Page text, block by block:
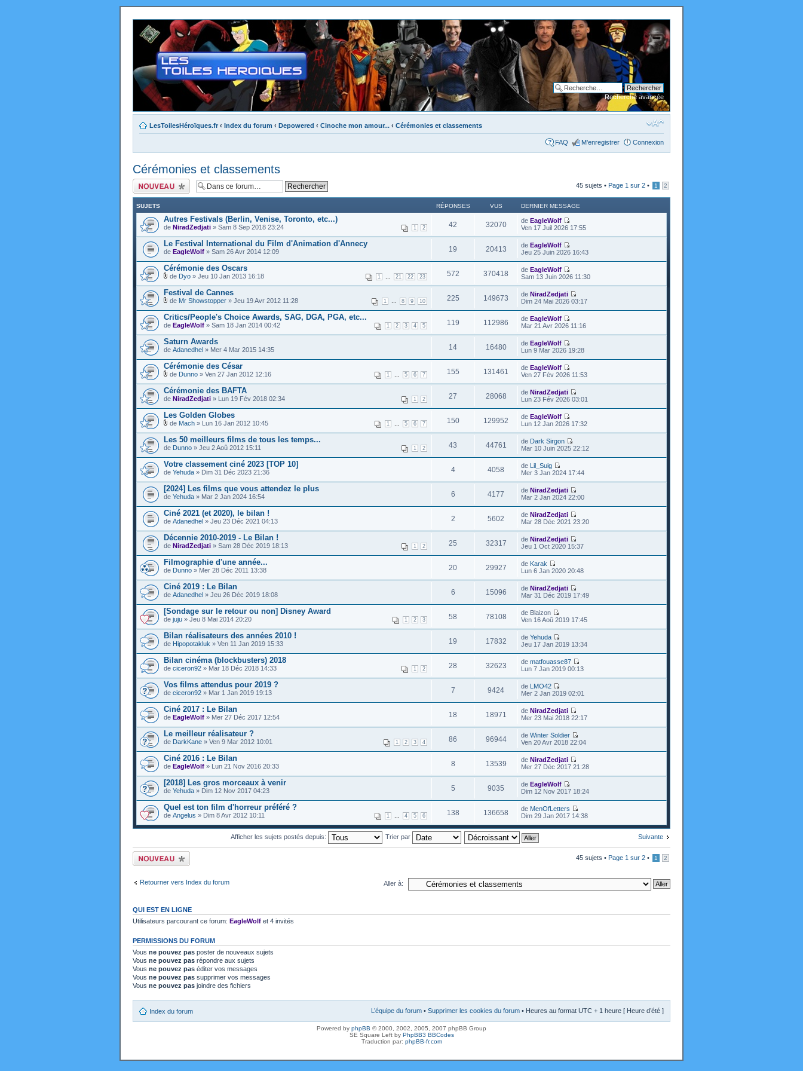
Recherche avancée
LesToilesHéroïques.fr ‹ Index du forum ‹ Depowered ‹ Cinoche mon amour... ‹ Cérémonies et classements
FAQ M’enregistrer Connexion
Cérémonies et classements
Ecrire un nouveau
sujet
45 sujets • Page 1 sur 2 • 1 2
SUJETS RÉPONSES VUS DERNIER MESSAGE
Autres Festivals (Berlin, Venise, Toronto, etc...)
1 2
de NiradZedjati » Sam 8 Sep 2018 23:24 42 32070 de EagleWolf
Ven 17 Juil 2026 17:55
Le Festival International du Film d'Animation d'Annecy
de EagleWolf » Sam 26 Avr 2014 12:09 19 20413 de EagleWolf
Jeu 25 Juin 2026 16:43
Cérémonie des Oscars
1 21 22 23
de Dyo » Jeu 10 Jan 2013 16:18 572 370418 de EagleWolf
Sam 13 Juin 2026 11:30
Festival de Cannes
1 8 9 10
de Mr Showstopper » Jeu 19 Avr 2012 11:28 225 149673 de NiradZedjati
Dim 24 Mai 2026 03:17
Critics/People's Choice Awards, SAG, DGA, PGA, etc...
1 2 3 4 5
de EagleWolf » Sam 18 Jan 2014 00:42 119 112986 de EagleWolf
Mar 21 Avr 2026 11:16
Saturn Awards
de Adanedhel » Mer 4 Mar 2015 14:35 14 16480 de EagleWolf
Lun 9 Mar 2026 19:28
Cérémonie des César
1 5 6 7
de Dunno » Ven 27 Jan 2012 12:16 155 131461 de EagleWolf
Ven 27 Fév 2026 11:53
Cérémonie des BAFTA
1 2
de NiradZedjati » Lun 19 Fév 2018 02:34 27 28068 de NiradZedjati
Lun 23 Fév 2026 03:01
Les Golden Globes
1 5 6 7
de Mach » Lun 16 Jan 2012 10:45 150 129952 de EagleWolf
Lun 12 Jan 2026 17:32
Les 50 meilleurs films de tous les temps...
1 2
de Dunno » Jeu 2 Aoû 2012 15:11 43 44761 de Dark Sirgon
Mar 10 Juin 2025 22:12
Votre classement ciné 2023 [TOP 10]
de Yehuda » Dim 31 Déc 2023 21:36 4 4058 de Lil_Suig
Mer 3 Jan 2024 17:44
[2024] Les films que vous attendez le plus
de Yehuda » Mar 2 Jan 2024 16:54 6 4177 de NiradZedjati
Mar 2 Jan 2024 22:00
Ciné 2021 (et 2020), le bilan !
de Adanedhel » Jeu 23 Déc 2021 04:13 2 5602 de NiradZedjati
Mar 28 Déc 2021 23:20
Décennie 2010-2019 - Le Bilan !
1 2
de NiradZedjati » Sam 28 Déc 2019 18:13 25 32317 de NiradZedjati
Jeu 1 Oct 2020 15:37
Filmographie d'une année...
de Dunno » Mer 28 Déc 2011 13:38 20 29927 de Karak
Lun 6 Jan 2020 20:48
Ciné 2019 : Le Bilan
de Adanedhel » Jeu 26 Déc 2019 18:08 6 15096 de NiradZedjati
Mar 31 Déc 2019 17:49
[Sondage sur le retour ou non] Disney Award
1 2 3
de juju » Jeu 8 Mai 2014 20:20 58 78108
de Blaizon
Ven 16 Aoû 2019 17:45
Bilan réalisateurs des années 2010 !
de Hipopotakluk » Ven 11 Jan 2019 15:33 19 17832 de Yehuda
Jeu 17 Jan 2019 13:34
Bilan cinéma (blockbusters) 2018
1 2
de ciceron92 » Mar 18 Déc 2018 14:33 28 32623 de matfouasse87
Lun 7 Jan 2019 00:13
Vos films attendus pour 2019 ?
de ciceron92 » Mar 1 Jan 2019 19:13 7 9424 de LMO42
Mer 2 Jan 2019 02:01
Ciné 2017 : Le Bilan
de EagleWolf » Mer 27 Déc 2017 12:54 18 18971 de NiradZedjati
Mer 23 Mai 2018 22:17
Le meilleur réalisateur ?
1 2 3 4
de DarkKane » Ven 9 Mar 2012 10:01 86 96944 de Winter Soldier
Ven 20 Avr 2018 22:04
Ciné 2016 : Le Bilan
de EagleWolf » Lun 21 Nov 2016 20:33 8 13539 de NiradZedjati
Mer 27 Déc 2017 21:28
[2018] Les gros morceaux à venir
de Yehuda » Dim 12 Nov 2017 04:23 5 9035 de EagleWolf
Dim 12 Nov 2017 18:24
Quel est ton film d'horreur préféré ?
1 4 5 6
de Angelus » Dim 8 Avr 2012 10:11 138 136658 de MenOfLetters
Dim 29 Jan 2017 14:38
Suivante
Afficher les sujets postés depuis: Trier par
Ecrire un nouveau
sujet
45 sujets • Page 1 sur 2 • 1 2
Retourner vers Index du forum Aller à:
QUI EST EN LIGNE
Utilisateurs parcourant ce forum: EagleWolf et 4 invités
PERMISSIONS DU FORUM
Vous ne pouvez pas poster de nouveaux sujets
Vous ne pouvez pas répondre aux sujets
Vous ne pouvez pas éditer vos messages
Vous ne pouvez pas supprimer vos messages
Vous ne pouvez pas joindre des fichiers
Index du forum L’équipe du forum • Supprimer les cookies du forum • Heures au format UTC + 1 heure [ Heure d’été ]
Powered by phpBB © 2000, 2002, 2005, 2007 phpBB Group
SE Square Left by PhpBB3 BBCodes
Traduction par: phpBB-fr.com